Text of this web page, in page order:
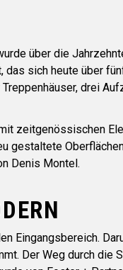
über die
das sich heute über
drei
zeitgenössischen
gestaltete
Denis Montel.
Eingangsbereich.
Der Weg durch die